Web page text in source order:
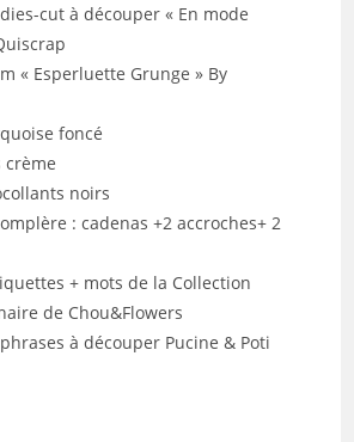
cut à découper « En mode
« Esperluette Grunge » By
foncé
noirs
: cadenas +2 accroches+ 2
+ mots de la Collection
de Chou&Flowers
à découper Pucine & Poti